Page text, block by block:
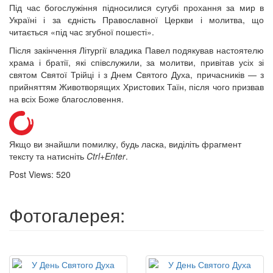
Під час богослужіння підносилися сугубі прохання за мир в
Україні і за єдність Православної Церкви і молитва, що
читається «під час згубної пошесті».
Після закінчення Літургії владика Павел подякував настоятелю
храма і братії, які співслужили, за молитви, привітав усіх зі
святом Святої Трійці і з Днем Святого Духа, причасників — з
прийняттям Животворящих Христових Таїн, після чого призвав
на всіх Боже благословення.
Якщо ви знайшли помилку, будь ласка, виділіть фрагмент
тексту та натисніть Ctrl+Enter.
Post Views: 520
Фотогалерея: